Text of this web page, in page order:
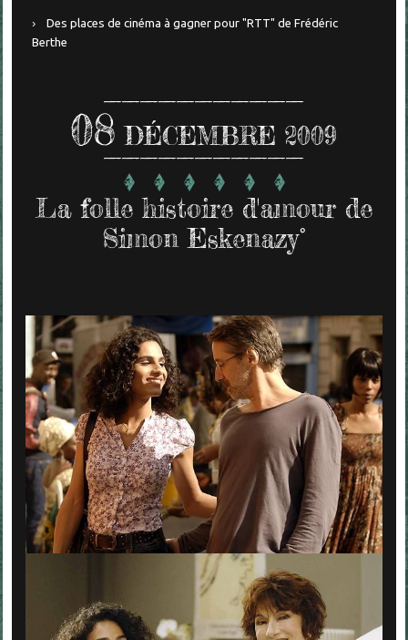
Des places de cinéma à gagner pour "RTT" de Frédéric
Berthe
08 DÉCEMBRE 2009
La folle histoire d'amour de
Simon Eskenazy°